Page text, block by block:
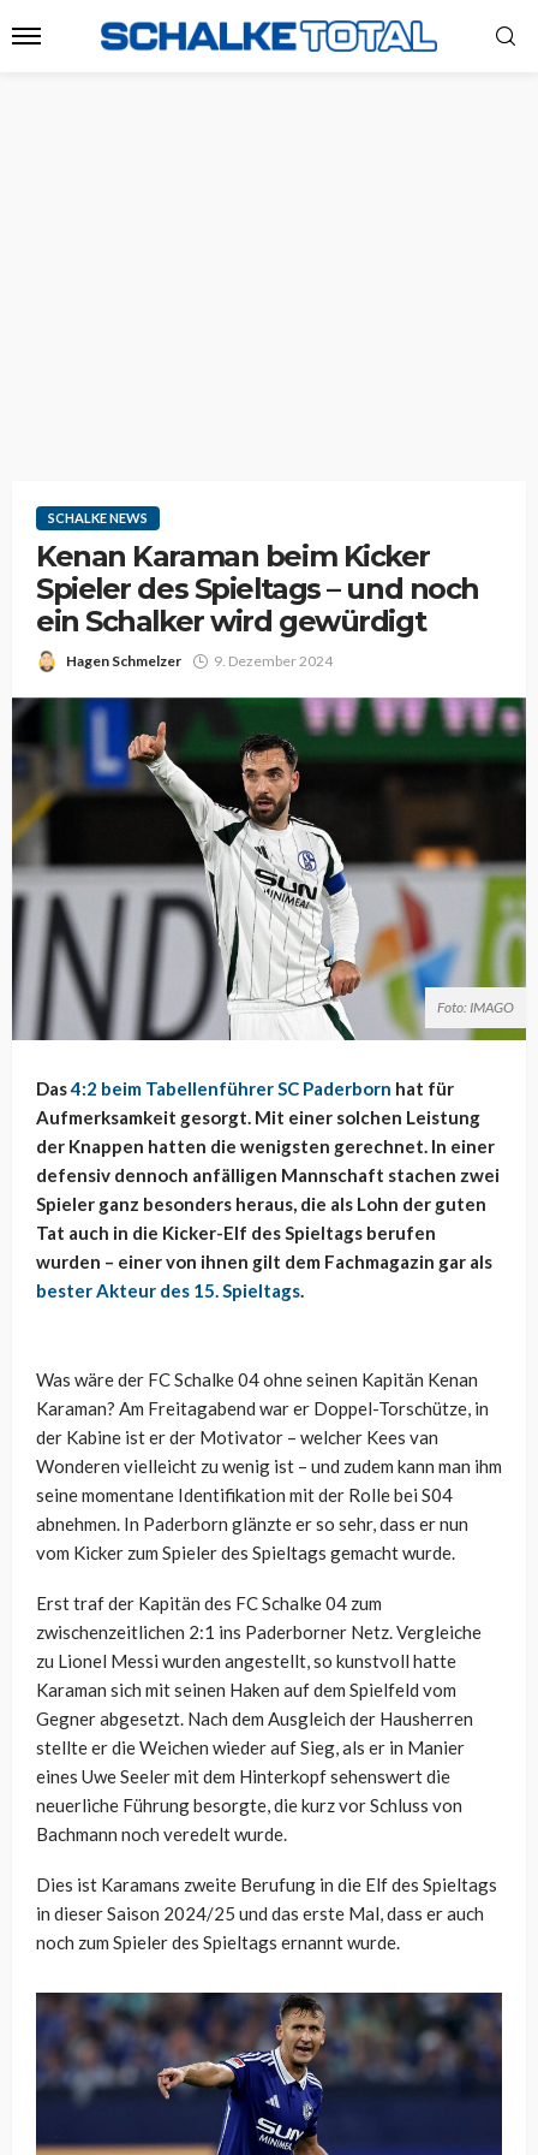
SCHALKE NEWS
Kenan Karaman beim Kicker
Spieler des Spieltags – und noch
ein Schalker wird gewürdigt
Hagen Schmelzer 9. Dezember 2024
Foto: IMAGO
Das4:2 beim Tabellenführer SC Paderborn hat für
Aufmerksamkeit gesorgt. Mit einer solchen Leistung
der Knappen hatten die wenigsten gerechnet. In einer
defensiv dennoch anfälligen Mannschaft stachen zwei
Spieler ganz besonders heraus, die als Lohn der guten
Tat auch in die Kicker-Elf des Spieltags berufen
wurden – einer von ihnen gilt dem Fachmagazin gar als
bester Akteur des 15. Spieltags.
Was wäre der FC Schalke 04 ohne seinen Kapitän Kenan
Karaman? Am Freitagabend war er Doppel-Torschütze, in
der Kabine ist er der Motivator – welcher Kees van
Wonderen vielleicht zu wenig ist – und zudem kann man ihm
seine momentane Identifikation mit der Rolle bei S04
abnehmen. In Paderborn glänzte er so sehr, dass er nun
vom Kicker zum Spieler des Spieltags gemacht wurde.
Erst traf der Kapitän des FC Schalke 04 zum
zwischenzeitlichen 2:1 ins Paderborner Netz. Vergleiche
zu Lionel Messi wurden angestellt, so kunstvoll hatte
Karaman sich mit seinen Haken auf dem Spielfeld vom
Gegner abgesetzt. Nach dem Ausgleich der Hausherren
stellte er die Weichen wieder auf Sieg, als er in Manier
eines Uwe Seeler mit dem Hinterkopf sehenswert die
neuerliche Führung besorgte, die kurz vor Schluss von
Bachmann noch veredelt wurde.
Dies ist Karamans zweite Berufung in die Elf des Spieltags
in dieser Saison 2024/25 und das erste Mal, dass er auch
noch zum Spieler des Spieltags ernannt wurde.